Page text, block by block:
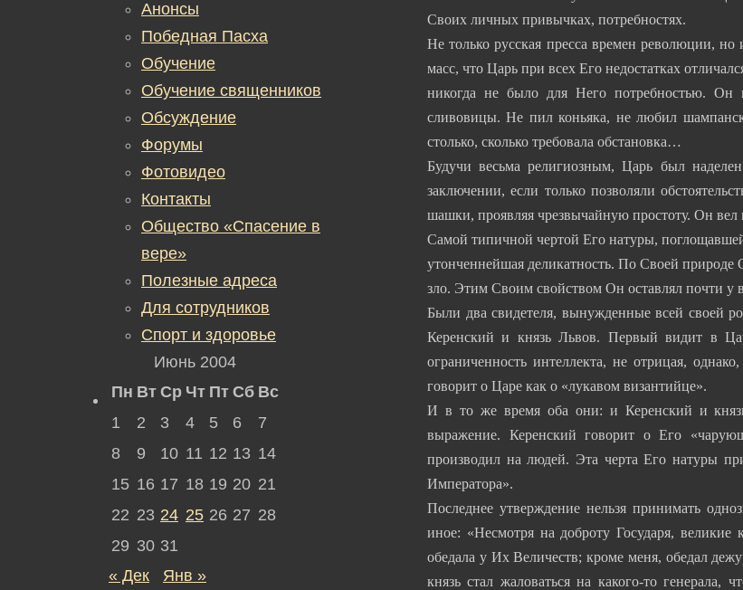
Своих личных привычках, потребностях.
Не только русская пресса времен революции,
масс, что Царь при всех Его недостатках
никогда не было для Него потребностью. Он
сливовицы. Не пил коньяка, не любил
столько, сколько требовала обстановка…
Будучи весьма религиозным, Царь был
заключении, если только позволяли
шашки, проявляя чрезвычайную простоту. Он
Самой типичной чертой Его натуры,
утонченнейшая деликатность. По Своей
зло. Этим Своим свойством Он оставлял почти у
Были два свидетеля, вынужденные всей своей
Керенский и князь Львов. Первый видит в
ограниченность интеллекта, не отрицая,
говорит о Царе как о «лукавом византийце».
И в то же время оба они: и Керенский и
выражение. Керенский говорит о Его
производил на людей. Эта черта Его натуры
Императора».
Последнее утверждение нельзя принимать
иное: «Несмотря на доброту Государя,
обедала у Их Величеств; кроме меня, обедал
князь стал жаловаться на какого-то генерала,
Анонсы
Победная Пасха
Обучение
Обучение священников
Обсуждение
Форумы
Фотовидео
Контакты
Общество «Спасение в
вере»
Полезные адреса
Для сотрудников
Спорт и здоровье
Июнь 2004
Пн Вт Ср Чт Пт Сб Вс
1
2 3 4 5 6
7
8
9 10 11 12 13 14
15 16 17 18 19 20 21
22 23 24 25 26 27 28
29 30 31
« Дек
Янв »